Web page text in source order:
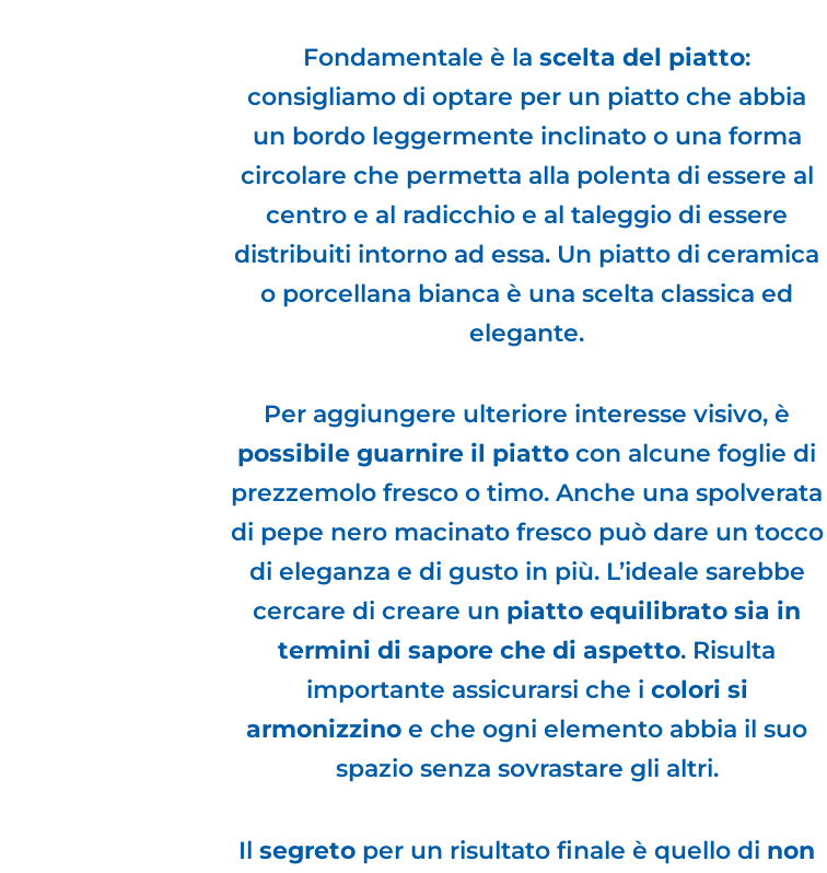
Fondamentale è lascelta del piatto:
consigliamo di optare per un piatto che abbia
un bordo leggermente inclinato o una forma
circolare che permetta alla polenta di essere al
centro e al radicchio e al taleggio di essere
distribuiti intorno ad essa. Un piatto di ceramica
o porcellana bianca è una scelta classica ed
elegante.
Per aggiungere ulteriore interesse visivo, è
possibile guarnire il piatto con alcune foglie di
prezzemolo fresco o timo. Anche una spolverata
di pepe nero macinato fresco può dare un tocco
di eleganza e di gusto in più. L’ideale sarebbe
cercare di creare un piatto equilibrato sia in
termini di sapore che di aspetto. Risulta
importante assicurarsi che i colori si
armonizzino e che ogni elemento abbia il suo
spazio senza sovrastare gli altri.
Ilsegreto per un risultato finale è quello di non